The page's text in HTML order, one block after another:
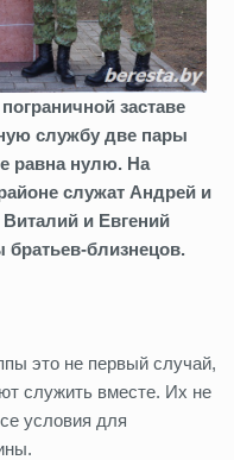
заставе
службу две пары
равна нулю. На
служат Андрей и
и Евгений
близнецов.
это не первый случай,
служить вместе. Их не
условия для